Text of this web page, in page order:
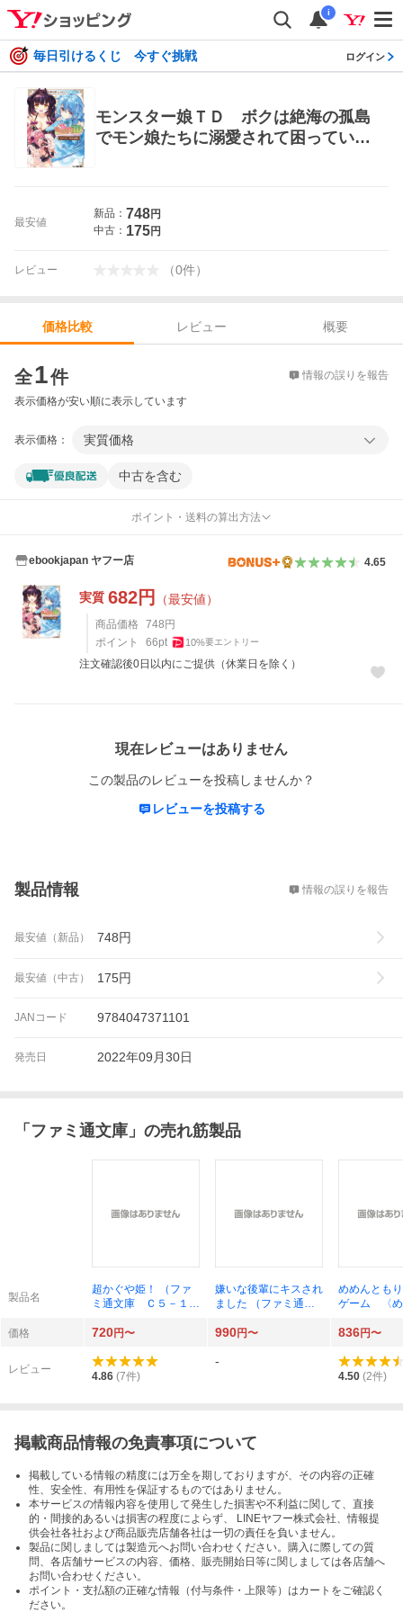
i
毎日引けるくじ 今すぐ挑戦 ログイン
モンスター娘ＴＤ ボクは絶海の孤島
でモン娘たちに溺愛されて困っていま
ん／監修 ファミ通文庫
最安値
新品： 748円
中古： 175円
レビュー （0件）
価格比較 レビュー
概要
全1件 情報の誤りを報告
表示価格が安い順に表示しています
表示価格： 実質価格
中古を含む
ポイント・送料の算出方法
ebookjapan ヤフー店 4.65
実質 682円 （最安値）
商品価格 748 円
ポイント
66pt 10%要エントリー
注文確認後0日以内にご提供（休業日を除く）
現在レビューはありません
この製品のレビューを投稿しませんか？
レビューを投稿する
製品情報 情報の誤りを報告
最安値（新品） 748円
最安値（中古） 175円
JANコード 9784047371101
発売日 2022年09月30日
「 ファミ通文庫 」の売れ筋製品
製品名
超かぐや姫！ （ファ
ミ通文庫 Ｃ５－１－
ト／原作 スタジオコ
ると／著
嫌いな後輩にキスされ
ました （ファミ通文
灰庭たま／著
めめんとも
ゲーム 〈め
された！犯
通文庫 Ｍ２
１） 田口仙
価格 720円〜 990円〜 836円〜
レビュー
4.86 (7件)
-
4.50 (2件)
掲載商品情報の免責事項について
掲載している情報の精度には万全を期しておりますが、その内容の正確
性、安全性、有用性を保証するものではありません。
本サービスの情報内容を使用して発生した損害や不利益に関して、直接
的・間接的あるいは損害の程度によらず、 LINEヤフー株式会社、情報提
供会社各社および商品販売店舗各社は一切の責任を負いません。
製品に関しましては製造元へお問い合わせください。購入に際しての質
問、各店舗サービスの内容、価格、販売開始日等に関しましては各店舗へ
お問い合わせください。
ポイント・支払額の正確な情報（付与条件・上限等）はカートをご確認く
ださい。